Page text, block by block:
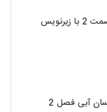
سریال ردیاب قسمت 2 با زیرنویس
دانلود سریال نیسان آبی فصل 2